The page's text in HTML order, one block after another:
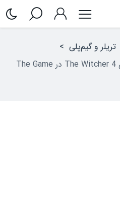
تریلر و گیم‌پلی >
تماشا کنید: تریلر رونمایی بازی The Witcher 4 در The Game